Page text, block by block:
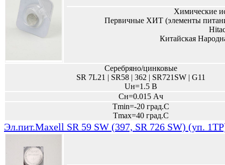
Химические
Первичные ХИТ (элементы
Китайская
Серебряно/цинковые
SR 7L21 | SR58 | 362 | SR721SW | G11
Uн=1.5 В
Сн=0.015 Ач
Tmin=-20 град.С
Tmax=40 град.С
Эл.пит.Maxell SR 59 SW (397, SR 726 SW) (уп.